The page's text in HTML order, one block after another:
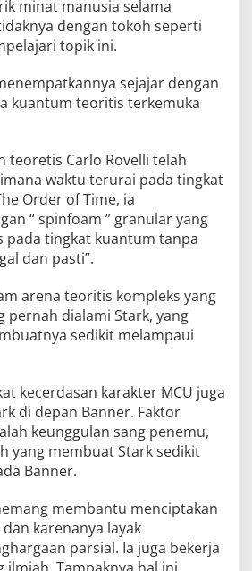
minat manusia selama
dengan tokoh seperti
topik ini.
sejajar dengan
kuantum teoritis terkemuka
teoretis Carlo Rovelli telah
waktu terurai pada tingkat
Order of Time, ia
“ spinfoam ” granular yang
pada tingkat kuantum tanpa
dan pasti”.
arena teoritis kompleks yang
pernah dialami Stark, yang
sedikit melampaui
kecerdasan karakter MCU juga
di depan Banner. Faktor
keunggulan sang penemu,
yang membuat Stark sedikit
Banner.
membantu menciptakan
dan karenanya layak
parsial. Ia juga bekerja